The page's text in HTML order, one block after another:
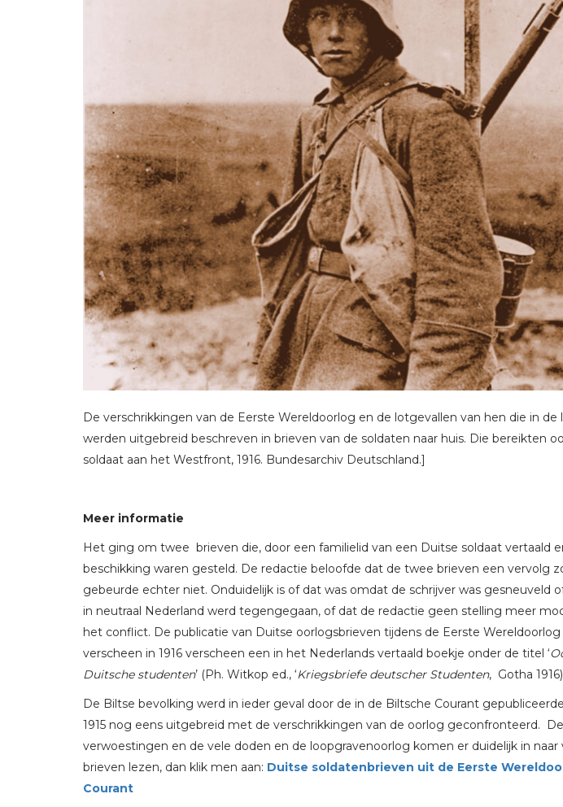
De verschrikkingen van de Eerste Wereldoorlog en de lotgevallen van hen die in de
werden uitgebreid beschreven in brieven van de soldaten naar huis. Die bereikten
soldaat aan het Westfront, 1916. Bundesarchiv Deutschland.]
Meer informatie
Het ging om twee brieven die, door een familielid van een Duitse soldaat vertaald
beschikking waren gesteld. De redactie beloofde dat de twee brieven een vervolg
gebeurde echter niet. Onduidelijk is of dat was omdat de schrijver was gesneuveld
in neutraal Nederland werd tegengegaan, of dat de redactie geen stelling meer
het conflict. De publicatie van Duitse oorlogsbrieven tijdens de Eerste
verscheen in 1916 verscheen een in het Nederlands vertaald boekje onder de titel ‘
Duitsche studenten’ (Ph. Witkop ed., ‘Kriegsbriefe deutscher Studenten, Gotha
De Biltse bevolking werd in ieder geval door de in de Biltsche Courant
1915 nog eens uitgebreid met de verschrikkingen van de oorlog geconfronteerd.
verwoestingen en de vele doden en de loopgravenoorlog komen er duidelijk in naar
brieven lezen, dan klik men aan: Duitse soldatenbrieven uit de Eerste
Courant